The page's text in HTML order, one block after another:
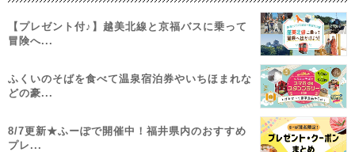
【プレゼント付♪】越美北線と京福バスに乗って
冒険へ...
ふくいのそばを食べて温泉宿泊券やいちほまれな
どの豪...
8/7更新★ふーぽで開催中！福井県内のおすすめ
プレ...